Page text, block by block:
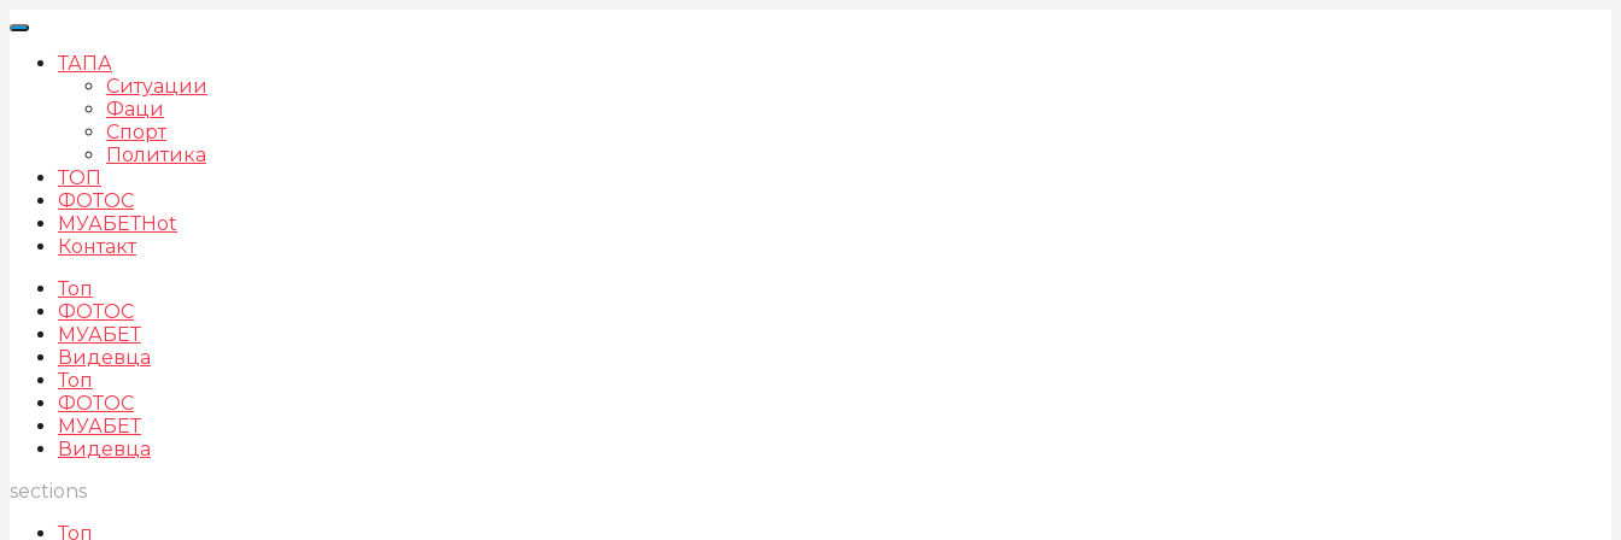
ТАПА
Ситуации
Фаци
Спорт
Политика
ТОП
ФОТОС
МУАБЕТHot
Контакт
Топ
ФОТОС
МУАБЕТ
Видевца
Топ
ФОТОС
МУАБЕТ
Видевца
sections
Топ